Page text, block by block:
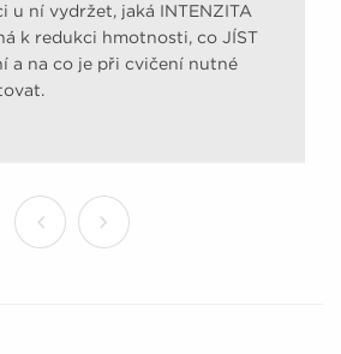
u ní vydržet, jaká INTENZITA
k redukci hmotnosti, co JÍST
a na co je při cvičení nutné